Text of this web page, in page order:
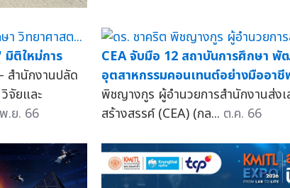
มิติใหม่การ
ำนักงานปลัด
จัยและ
พ.ย. 66
CEA จับมือ 12 สถาบันการศึกษา พั
อุตสาหกรรมคอนเทนต์อย่างมืออา
พิชญางกูร ผู้อำนวยการสำนักงานส่ง
สร้างสรรค์ (CEA) (กล... ต.ค. 66